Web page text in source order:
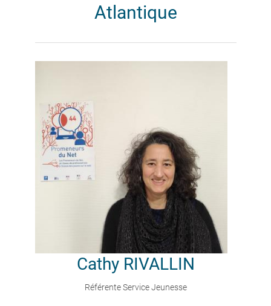
Atlantique
Cathy RIVALLIN
Référente Service Jeunesse